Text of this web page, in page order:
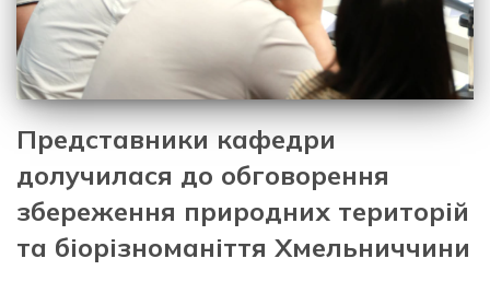
Представники кафедри
долучилася до обговорення
збереження природних територій
та біорізноманіття Хмельниччини